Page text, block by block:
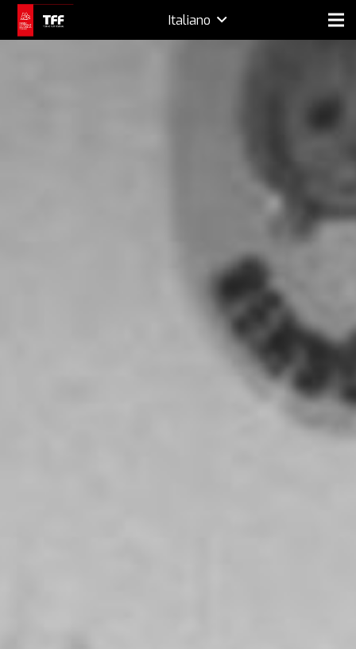
Italiano